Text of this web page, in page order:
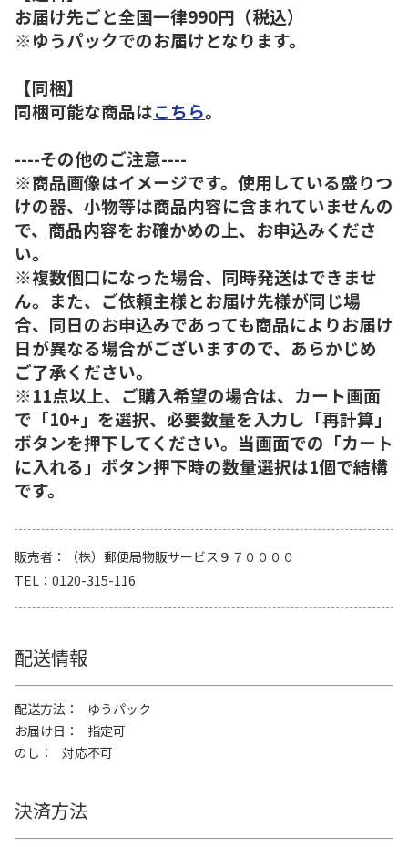
お届け先ごと全国一律990円（税込）
※ゆうパックでのお届けとなります。
【同梱】
同梱可能な商品はこちら。
----その他のご注意----
※商品画像はイメージです。使用している盛りつ
けの器、小物等は商品内容に含まれていませんの
で、商品内容をお確かめの上、お申込みくださ
い。
※複数個口になった場合、同時発送はできませ
ん。また、ご依頼主様とお届け先様が同じ場
合、同日のお申込みであっても商品によりお届け
日が異なる場合がございますので、あらかじめ
ご了承ください。
※11点以上、ご購入希望の場合は、カート画面
で「10+」を選択、必要数量を入力し「再計算」
ボタンを押下してください。当画面での「カート
に入れる」ボタン押下時の数量選択は1個で結構
です。
販売者
（株）郵便局物販サービス９７００００
TEL
0120-315-116
配送情報
配送方法
ゆうパック
お届け日
指定可
のし
対応不可
決済方法